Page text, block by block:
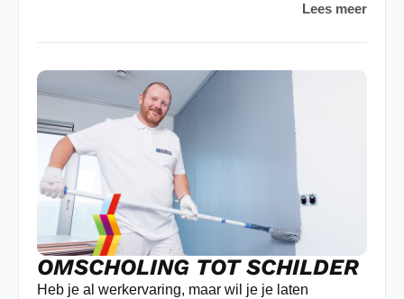
Lees meer
OMSCHOLING TOT SCHILDER
Heb je al werkervaring, maar wil je je laten